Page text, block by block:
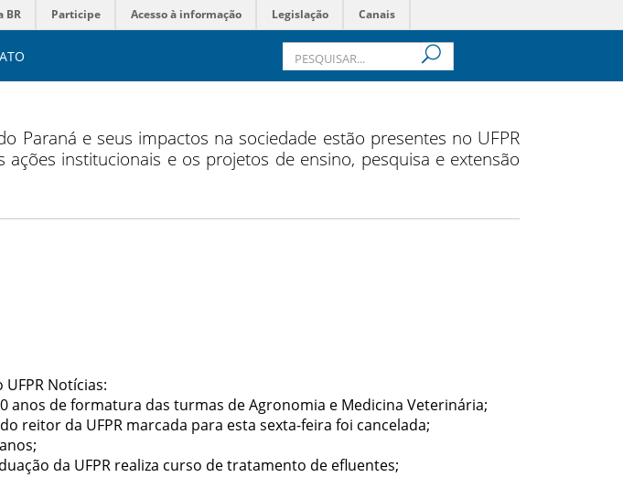
BR Participe Acesso à informação Legislação Canais
Paraná e seus impactos na sociedade estão presentes no UFPR
institucionais e os projetos de ensino, pesquisa e extensão
Notícias:
anos de formatura das turmas de Agronomia e Medicina Veterinária;
reitor da UFPR marcada para esta sexta-feira foi cancelada;
da UFPR realiza curso de tratamento de efluentes;